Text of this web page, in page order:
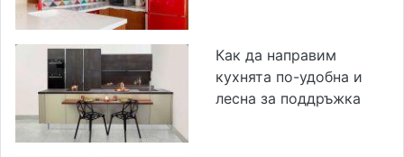
Как да направим
кухнята по-удобна и
лесна за поддръжка